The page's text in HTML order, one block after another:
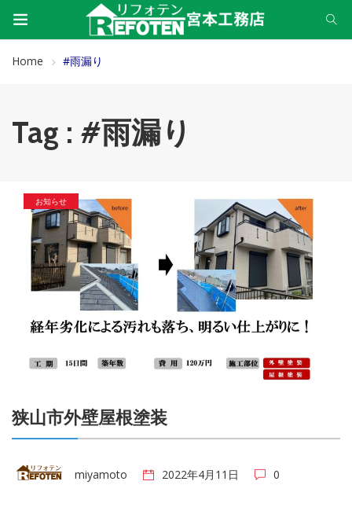
Home #雨漏り
Tag : #雨漏り
お知らせ
狭山市外壁屋根塗装
miyamoto 2022年4月11日 0